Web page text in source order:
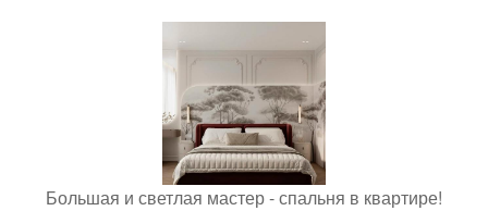
Большая и светлая мастер - спальня в квартире!